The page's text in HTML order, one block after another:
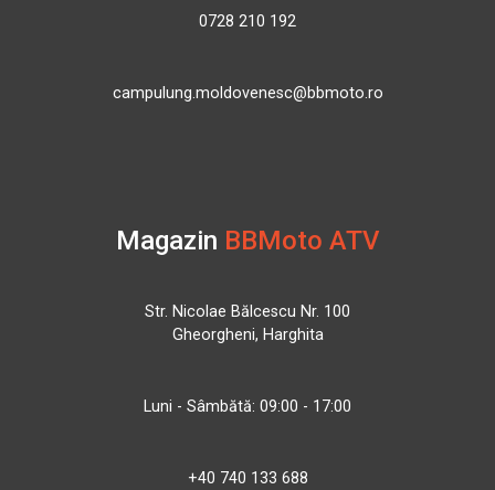
0728 210 192
campulung.moldovenesc@bbmoto.ro
Magazin BBMoto ATV
Str. Nicolae Bălcescu Nr. 100
Gheorgheni, Harghita
Luni - Sâmbătă: 09:00 - 17:00
+40 740 133 688